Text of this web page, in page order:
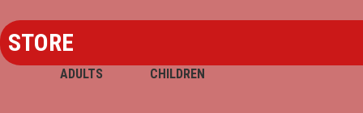
ADULTS CHILDREN
STORE